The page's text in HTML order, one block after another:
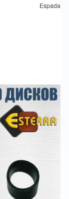
Espada